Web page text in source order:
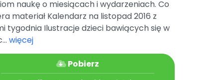
naukę o miesiącach i wydarzeniach. Co
materiał Kalendarz na listopad 2016 z
tygodnia Ilustracje dzieci bawiących się w
więcej
Pobierz